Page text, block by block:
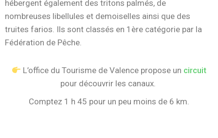
hébergent également des tritons palmés, de
nombreuses libellules et demoiselles ainsi que des
truites farios. Ils sont classés en 1ère catégorie par la
Fédération de Pêche.
L’office du Tourisme de Valence propose un circuit
pour découvrir les canaux.
Comptez 1 h 45 pour un peu moins de 6 km.